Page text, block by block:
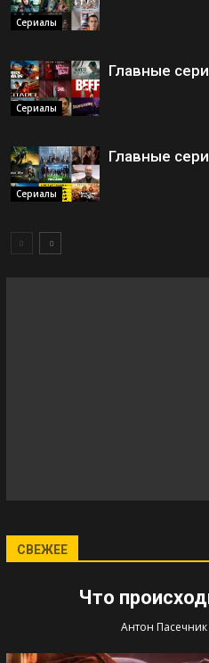
Сериалы
Сериалы
Главные
Сериалы
Главные
СВЕЖЕЕ
Что
Антон Пасечник